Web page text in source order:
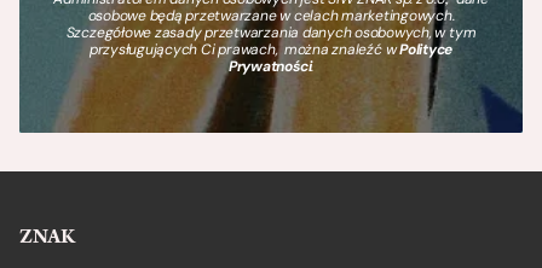
osobowe będą przetwarzane w celach marketingowych.
Szczegółowe zasady przetwarzania danych osobowych, w tym
przysługujących Ci prawach, można znaleźć wPolityce
Prywatności.
ZNAK